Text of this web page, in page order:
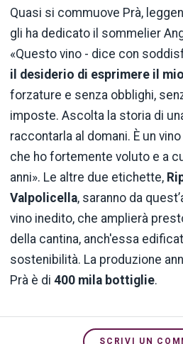
Quasi si commuove Prà,
gli ha dedicato il sommelier
«Questo vino - dice con
il desiderio di esprimere il
forzature e senza obblighi,
imposte. Ascolta la storia di
raccontarla al domani. È un
che ho fortemente voluto e a
anni». Le altre due etichette,
Valpolicella, saranno da
vino inedito, che amplierà
della cantina, anch'essa
sostenibilità. La produzione
Prà è di 400 mila bottiglie.
SCRIVI UN